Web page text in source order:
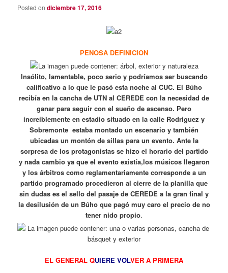
Posted ondiciembre 17, 2016
PENOSA DEFINICION
Insólito, lamentable, poco serio y podríamos ser buscando
calificativo a lo que le pasó esta noche al CUC. El Búho
recibía en la cancha de UTN al CEREDE con la necesidad de
ganar para seguir con el sueño de ascenso. Pero
increíblemente en estadio situado en la calle Rodriguez y
Sobremonte estaba montado un escenario y también
ubicadas un montón de sillas para un evento. Ante la
sorpresa de los protagonistas se hizo el horario del partido
y nada cambio ya que el evento existía,los músicos llegaron
y los árbitros como reglamentariamente corresponde a un
partido programado procedieron al cierre de la planilla que
sin dudas es el sello del pasaje de CEREDE a la gran final y
la desilusión de un Búho que pagó muy caro el precio de no
tener nido propio.
EL GENERAL QUIERE VOLVER A PRIMERA